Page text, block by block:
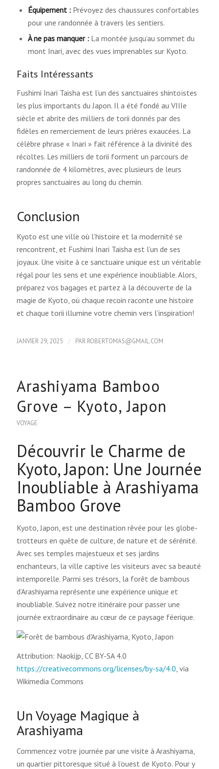
Équipement :Prévoyez des chaussures confortables
pour une randonnée à travers les sentiers.
À ne pas manquer :La montée jusqu’au sommet du
mont Inari, avec des vues imprenables sur Kyoto.
Faits Intéressants
Fushimi Inari Taisha est l’un des sanctuaires shintoïstes
les plus importants du Japon. Il a été fondé au VIIIe
siècle et abrite des milliers de torii donnés par des
fidèles en remerciement de leurs prières exaucées. La
célèbre phrase « Inari » fait référence à la divinité des
récoltes. Les milliers de torii forment un parcours de
randonnée de 4 kilomètres, avec plusieurs de leurs
propres sanctuaires au long du chemin.
Conclusion
Kyoto est une ville où l’histoire et la modernité se
rencontrent, et Fushimi Inari Taisha est l’un de ses
joyaux. Une visite à ce sanctuaire unique est un véritable
régal pour les sens et une expérience inoubliable. Alors,
préparez vos bagages et partez à la découverte de la
magie de Kyoto, où chaque recoin raconte une histoire
et chaque torii illumine votre chemin vers l’inspiration!
JANVIER 29, 2025 / PAR ROBERTOMAS@GMAIL.COM
Arashiyama Bamboo
Grove – Kyoto, Japon
VOYAGE
Découvrir le Charme de
Kyoto, Japon: Une Journée
Inoubliable à Arashiyama
Bamboo Grove
Kyoto, Japon, est une destination rêvée pour les globe-
trotteurs en quête de culture, de nature et de sérénité.
Avec ses temples majestueux et ses jardins
enchanteurs, la ville captive les visiteurs avec sa beauté
intemporelle. Parmi ses trésors, la forêt de bambous
d’Arashiyama représente une expérience unique et
inoubliable. Suivez notre itinéraire pour passer une
journée extraordinaire au cœur de ce paysage féerique.
Attribution: Naokijp, CC BY-SA 4.0
https://creativecommons.org/licenses/by-sa/4.0, via
Wikimedia Commons
Un Voyage Magique à
Arashiyama
Commencez votre journée par une visite à Arashiyama,
un quartier pittoresque situé à l’ouest de Kyoto. Pour y